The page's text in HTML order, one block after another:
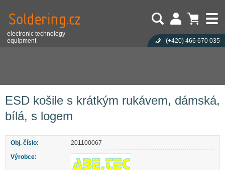
ESD košile s krátkým rukávem, dámská,
bílá, s logem
Obj. číslo:
201100067
Výrobce:
electronic technology
equipment
(+420) 466 670 035
Nákupní košík je prázdný!